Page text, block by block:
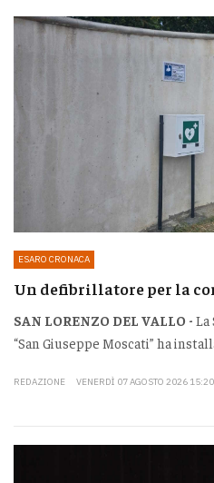
ESARO CRONACA
Un defibrillatore per la
SAN LORENZO DEL VALLO - La
“San Giuseppe Moscati” ha
REDAZIONE VENERDÌ 07 AGOSTO 2026 15:20